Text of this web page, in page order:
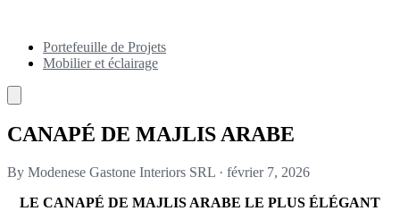
Portefeuille de Projets
Mobilier et éclairage
CANAPÉ DE MAJLIS ARABE
By Modenese Gastone Interiors SRL · février 7, 2026
LE CANAPÉ DE MAJLIS ARABE LE PLUS ÉLÉGANT